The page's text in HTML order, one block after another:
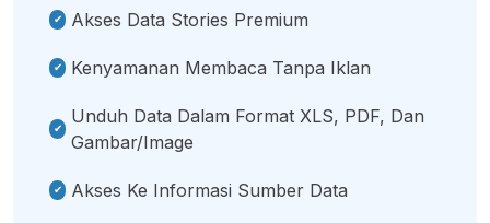
Akses Data Stories Premium
Kenyamanan Membaca Tanpa Iklan
Unduh Data Dalam Format XLS, PDF, Dan
Gambar/image
Akses Ke Informasi Sumber Data